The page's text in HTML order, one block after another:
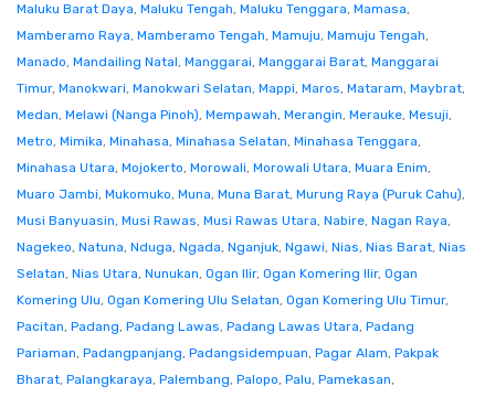
Maluku Barat Daya, Maluku Tengah, Maluku Tenggara, Mamasa,
Mamberamo Raya, Mamberamo Tengah, Mamuju, Mamuju Tengah,
Manado, Mandailing Natal, Manggarai, Manggarai Barat, Manggarai
Timur, Manokwari, Manokwari Selatan, Mappi, Maros, Mataram, Maybrat,
Medan, Melawi (Nanga Pinoh), Mempawah, Merangin, Merauke, Mesuji,
Metro, Mimika, Minahasa, Minahasa Selatan, Minahasa Tenggara,
Minahasa Utara, Mojokerto, Morowali, Morowali Utara, Muara Enim,
Muaro Jambi, Mukomuko, Muna, Muna Barat, Murung Raya (Puruk Cahu),
Musi Banyuasin, Musi Rawas, Musi Rawas Utara, Nabire, Nagan Raya,
Nagekeo, Natuna, Nduga, Ngada, Nganjuk, Ngawi, Nias, Nias Barat, Nias
Selatan, Nias Utara, Nunukan, Ogan Ilir, Ogan Komering Ilir, Ogan
Komering Ulu, Ogan Komering Ulu Selatan, Ogan Komering Ulu Timur,
Pacitan, Padang, Padang Lawas, Padang Lawas Utara, Padang
Pariaman, Padangpanjang, Padangsidempuan, Pagar Alam, Pakpak
Bharat, Palangkaraya, Palembang, Palopo, Palu, Pamekasan,